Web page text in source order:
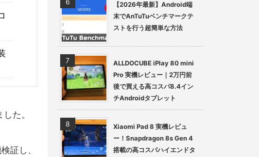
た。
証し、
【2026年最新】Android端
末でAnTuTuベンチマークテ
ストを行う超簡単な方法
ALLDOCUBE iPlay 80 mini
Pro 実機レビュー｜2万円前
後で買える高コスパ8.4イン
チAndroidタブレット
Xiaomi Pad 8 実機レビュ
ー！Snapdragon 8s Gen 4
搭載の高コスパハイエンドタ